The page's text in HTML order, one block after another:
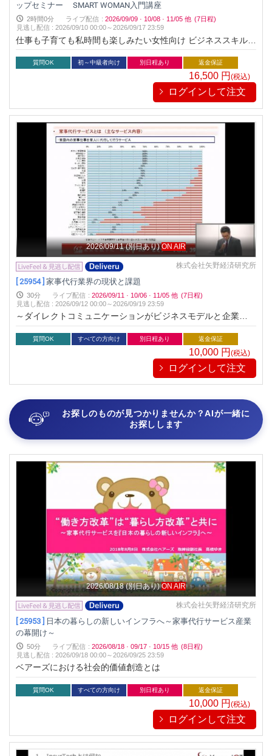
ップセミナー SMART WOMAN入門講座
2時間0分 ライブ配信 : 2026/09/09 · 10/08 · 11/05 他 (7日程)
見逃し配信 :2026/09/10 00:00～2026/09/17 23:59
仕事も子育ても私時間も楽しみたい女性向け ビジネススキルア
ップセミナー「自分らしく働くために”未来の選択肢”を持てる
女性になろう」
質問OK 初～中級者向け 別日程あり 返金保証
16,500 円(税込)
ログインして注文
2026/09/11 (別日あり) ON AIR
株式会社矢野経済研究所
[ 25954 ] 家事代行業界の現状と課題
30分 ライブ配信 : 2026/09/11 · 10/06 · 11/05 他 (7日程)
見逃し配信 :2026/09/12 00:00～2026/09/19 23:59
～ダイレクトコミュニケーションがビジネスモデルと企業商品
戦略を変える
質問OK すべての方向け 別日程あり 返金保証
10,000 円(税込)
ログインして注文
お探しのものが見つかりませんか？AIが一緒に
お探しします
2026/08/18 (別日あり) ON AIR
株式会社矢野経済研究所
[ 25953 ] 日本の暮らしの新しいインフラへ～家事代行サービス産業
の幕開け～
50分 ライブ配信 : 2026/08/18 · 09/17 · 10/15 他 (8日程)
見逃し配信 :2026/09/18 00:00～2026/09/25 23:59
ベアーズにおける社会的価値創造とは
質問OK すべての方向け 別日程あり 返金保証
10,000 円(税込)
ログインして注文